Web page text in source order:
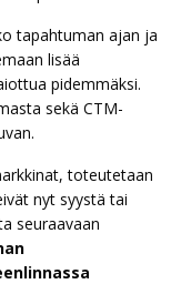
tapahtuman ajan ja
lisää
pidemmäksi.
sekä CTM-
toteutetaan
nyt syystä tai
seuraavaan